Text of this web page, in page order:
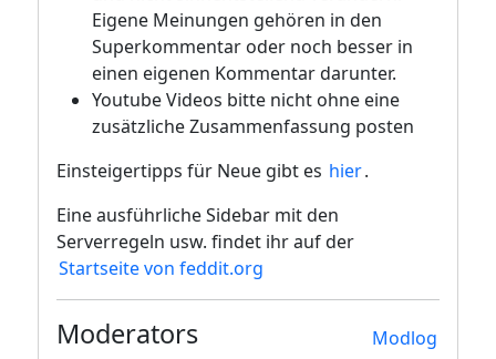
Eigene Meinungen gehören in den
Superkommentar oder noch besser in
einen eigenen Kommentar darunter.
Youtube Videos bitte nicht ohne eine
zusätzliche Zusammenfassung posten
Einsteigertipps für Neue gibt es hier.
Eine ausführliche Sidebar mit den
Serverregeln usw. findet ihr auf der
Startseite von feddit.org
Modlog
Moderators